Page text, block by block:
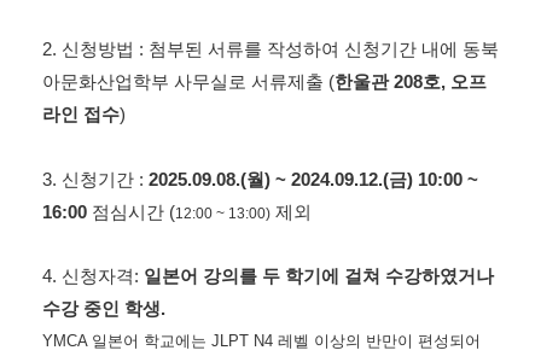
2. 신청방법 : 첨부된 서류를 작성하여 신청기간 내에 동북
아문화산업학부 사무실로 서류제출 (한울관208호, 오프
라인 접수)
3. 신청기간 : 2025.09.08.(월) ~ 2024.09.12.(금) 10:00 ~
16:00 점심시간 (12:00 ~ 13:00) 제외
4. 신청자격: 일본어 강의를 두 학기에 걸쳐 수강하였거나
수강 중인 학생.
YMCA 일본어 학교에는 JLPT N4 레벨 이상의 반만이 편성되어